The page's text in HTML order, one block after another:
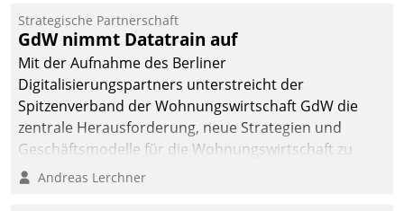
Strategische Partnerschaft
GdW nimmt Datatrain auf
Mit der Aufnahme des Berliner
Digitalisierungspartners unterstreicht der
Spitzenverband der Wohnungswirtschaft GdW die
zentrale Herausforderung, neue Strategien und
Geschäftsmodelle für die Wohnungswirtschaft zu
entwickeln.
Andreas Lerchner